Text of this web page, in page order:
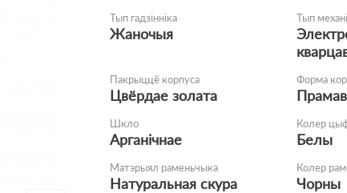
Тып гадзінніка
Жаночыя
Тып
Пакрыццё корпуса
Цвёрдае золата
Форма
Шкло
Арганічнае
Колер
Белы
Матэрыял раменьчыка
Натуральная скура
Колер
Чорны